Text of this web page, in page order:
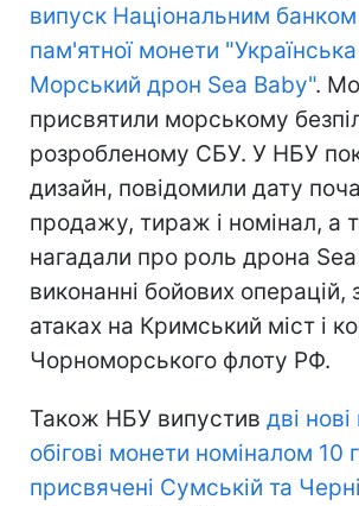
випуск Національним банком
пам'ятної монети
Морський дрон Sea Baby".
присвятили морському
розробленому СБУ. У НБУ
дизайн, повідомили дату
продажу, тираж і номінал, а
нагадали про роль дрона
виконанні бойових операцій,
атаках на Кримський міст і
Чорноморського флоту РФ.
Також НБУ випустив дві нові
обігові монети номіналом 10
присвячені Сумській та